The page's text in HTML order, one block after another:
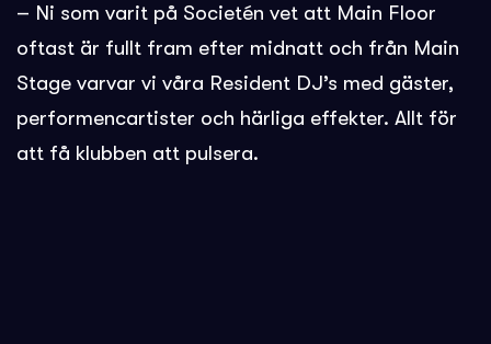
– Ni som varit på Societén vet att Main Floor
oftast är fullt fram efter midnatt och från Main
Stage varvar vi våra Resident DJ’s med gäster,
performencartister och härliga effekter. Allt för
att få klubben att pulsera.